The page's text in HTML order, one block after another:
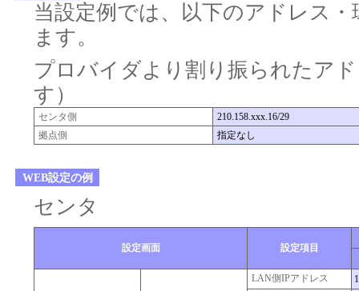
当設定例では、以下のアドレス
ます。
プロバイダより割り振られたア
す）
センタ側
210.158.xxx.16/29
拠点側
指定なし
WEB設定の例
センタ
設定画面 設定項目
LAN側IPアドレス